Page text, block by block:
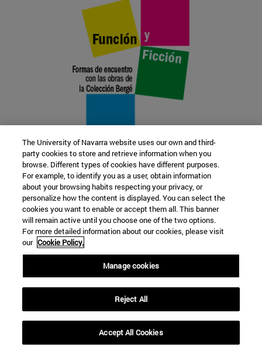
22 SEP
FUNCIÓN Y FICCIÓN. Varios artistas
Más información
The University of Navarra website uses our own and third-
party cookies to store and retrieve information when you
browse. Different types of cookies have different purposes.
For example, to identify you as a user, obtain information
about your browsing habits respecting your privacy, or
personalize how the content is displayed. You can select the
cookies you want to enable or accept them all. This banner
will remain active until you choose one of the two options.
For more detailed information about our cookies, please visit
our Cookie Policy.
Manage cookies
Reject All
Accept All Cookies